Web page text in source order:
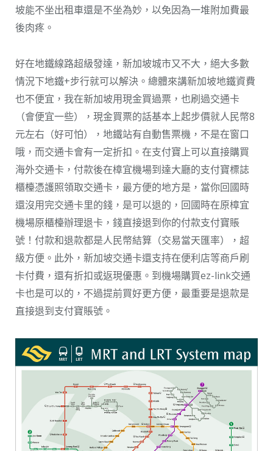
坡能不坐出租車還是不坐為妙，以免因為一堆附加費最
後肉疼。
好在地鐵線路超級發達，新加坡城市又不大，絕大多數
情況下地鐵+步行就可以解決。總體來講新加坡地鐵資費
也不便宜，我在新加坡用現金買過票，也刷過交通卡
（會便宜一些），現金買票的話基本上起步價就人民幣8
元左右（好可怕），地鐵站有自動售票機，不是在窗口
哦，而交通卡會有一定折扣。在支付寶上可以直接購買
海外交通卡，付款後在樟宜機場到達大廳的支付寶標誌
櫃檯憑護照領取交通卡，最方便的地方是，當你回國時
還沒用完交通卡里的錢，是可以退的，回國時在原樟宜
機場原櫃檯辦理退卡，錢直接退到你的付款支付寶賬
號！付款和退款都是人民幣結算（交易當天匯率），超
級方便。此外，新加坡交通卡還支持在便利店等商戶刷
卡付費，還有折扣或返現優惠。到機場購買ez-link交通
卡也是可以的，不過提前買好更方便，最重要是退款是
直接退到支付寶賬號。